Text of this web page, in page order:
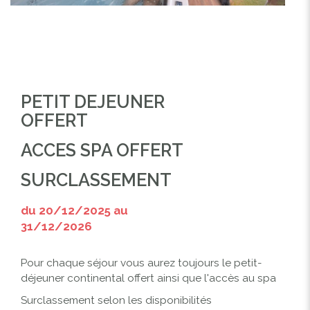
PETIT DEJEUNER
OFFERT
ACCES SPA OFFERT
SURCLASSEMENT
du 20/12/2025 au
31/12/2026
Pour chaque séjour vous aurez toujours le petit-
déjeuner continental offert ainsi que l'accès au spa
Surclassement selon les disponibilités